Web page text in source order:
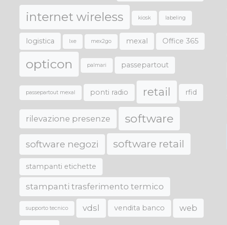
internet wireless kiosk labeling
logistica lxe mex2go mexal Office 365
opticon palmari passepartout
passepartout mexal ponti radio retail rfid
rilevazione presenze software
software negozi software retail
stampanti etichette
stampanti trasferimento termico
supporto tecnico vdsl vendita banco web